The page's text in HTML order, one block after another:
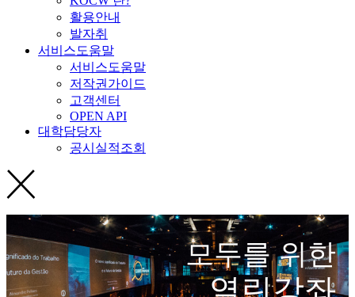
활용안내
발자취
서비스도움말
서비스도움말
저작권가이드
고객센터
OPEN API
대학담당자
공시실적조회
모두를 위한